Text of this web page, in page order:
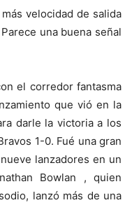
velocidad de salida
una buena señal
el corredor fantasma
que vió en la
darle la victoria a los
1-0. Fué una gran
lanzadores en un
Bowlan , quien
lanzó más de una